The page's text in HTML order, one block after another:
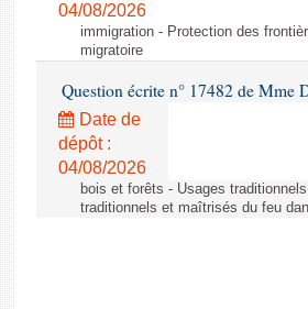
04/08/2026
immigration - Protection des
migratoire
Question écrite n° 17482 de Mme
Date de
dépôt :
04/08/2026
bois et forêts - Usages
traditionnels et maîtrisés du feu